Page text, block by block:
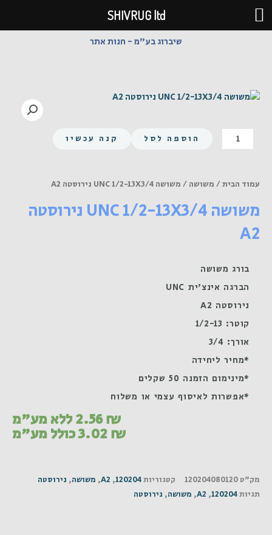
דילוג
לתוכן
שיברוג בע"מ - חנות אתר
כמות
של
13X3/4
A2
הוספה לסל קנה עכשיו
עמוד הבית/ משושה / משושה UNC 1/2-13X3/4 נירוסטה A2
משושה UNC 1/2-13X3/4 נירוסטה
A2
בורג משושה
הברגה אינצ'ית UNC
נירוסטה A2
קוטר: 1/2-13
אורך: 3/4
*מחיר ליחידה
*מינימום הזמנה 50 שקלים
*אפשרות לאיסוף עצמי או משלוח
2.56₪ ללא מע"מ
3.02₪ כולל מע"מ
מק"ט 120204080120 קטגוריות120204
,
A2
, משושה, נירוסטה
תגיות120204
,
A2
, משושה, נירוסטה
SHIVRUG ltd